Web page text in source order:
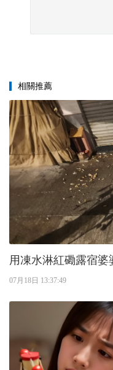
相關推薦
用凍水淋紅磡露宿婆
07月18日 13:37:49